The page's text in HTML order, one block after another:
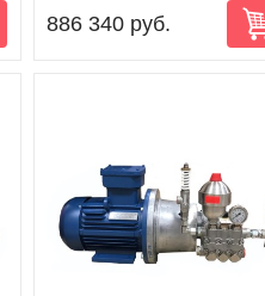
886 340 руб.